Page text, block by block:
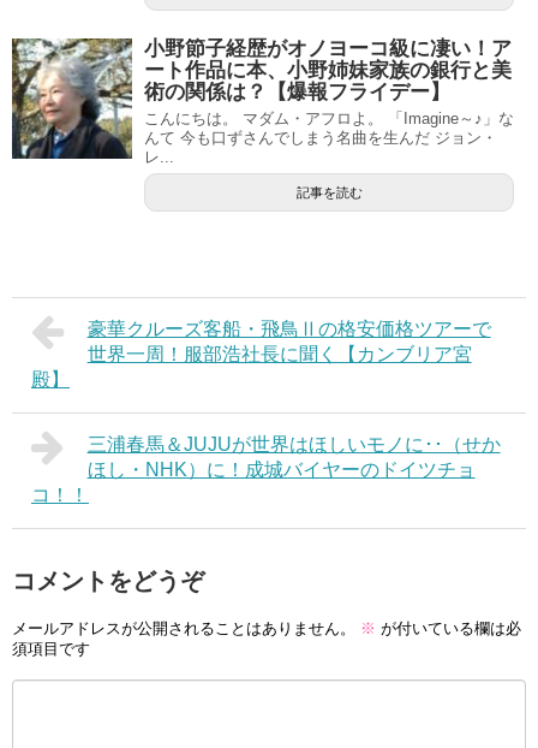
小野節子経歴がオノヨーコ級に凄い！ア
ート作品に本、小野姉妹家族の銀行と美
術の関係は？【爆報フライデー】
こんにちは。 マダム・アフロよ。 「Imagine～♪」な
んて 今も口ずさんでしまう名曲を生んだ ジョン・
レ...
記事を読む
豪華クルーズ客船・飛鳥Ⅱの格安価格ツアーで
世界一周！服部浩社長に聞く【カンブリア宮
殿】
三浦春馬＆JUJUが世界はほしいモノに･･（せか
ほし・NHK）に！成城バイヤーのドイツチョ
コ！！
コメントをどうぞ
メールアドレスが公開されることはありません。 ※ が付いている欄は必
須項目です